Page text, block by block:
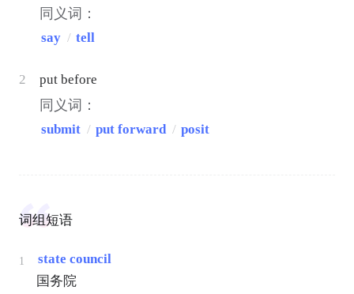
同义词：
say / tell
2 put before
同义词：
submit / put forward / posit
词组短语
1
state council
国务院